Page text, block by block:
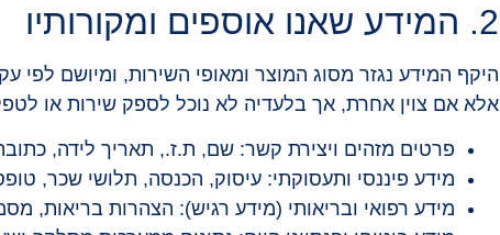
2. המידע שאנו אוספים ומקורותיו
היקף המידע נגזר מסוג המוצר ומאופי השירות, ומיושם לפי
אלא אם צוין אחרת, אך בלעדיה לא נוכל לספק שירות או
פרטים מזהים ויצירת קשר: שם, ת.ז., תאריך לידה,
מידע פיננסי ותעסוקתי: עיסוק, הכנסה, תלושי שכר, טופס 161, פרטי חשבון ואמצעי תשלום, נכסים
מידע רפואי ובריאותי (מידע רגיש): הצהרות בריאות,